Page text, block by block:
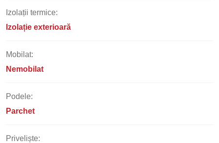
Izolații termice:
Izolație exterioară
Mobilat:
Nemobilat
Podele:
Parchet
Priveliște: